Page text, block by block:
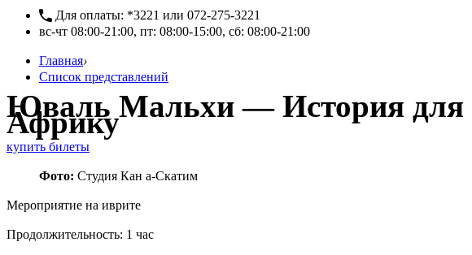
Для оплаты: *3221 или 072-275-3221
вс-чт 08:00-21:00, пт: 08:00-15:00, сб: 08:00-21:00
Главная›
Список представлений
Юваль Мальхи — История для
Африку
купить билеты
Фото: Студия Кан а-Скатим
Мероприятие на иврите
Продолжительность: 1 час